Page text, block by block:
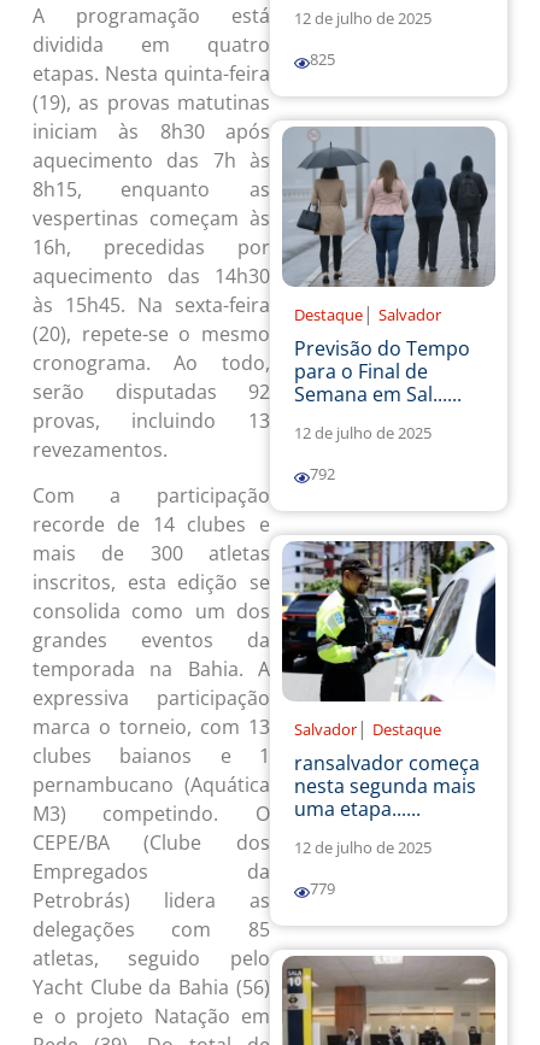
A programação está
dividida em quatro
etapas. Nesta quinta-feira
(19), as provas matutinas
iniciam às 8h30 após
aquecimento das 7h às
8h15, enquanto as
vespertinas começam às
16h, precedidas por
aquecimento das 14h30
às 15h45. Na sexta-feira
(20), repete-se o mesmo
cronograma. Ao todo,
serão disputadas 92
provas, incluindo 13
revezamentos.
Com a participação
recorde de 14 clubes e
mais de 300 atletas
inscritos, esta edição se
consolida como um dos
grandes eventos da
temporada na Bahia. A
expressiva participação
marca o torneio, com 13
clubes baianos e 1
pernambucano (Aquática
M3) competindo. O
CEPE/BA (Clube dos
Empregados da
Petrobrás) lidera as
delegações com 85
atletas, seguido pelo
Yacht Clube da Bahia (56)
e o projeto Natação em
12 de julho de 2025
825
Destaque | Salvador
Previsão do Tempo
para o Final de
Semana em Sal......
12 de julho de 2025
792
Salvador | Destaque
ransalvador começa
nesta segunda mais
uma etapa......
12 de julho de 2025
779